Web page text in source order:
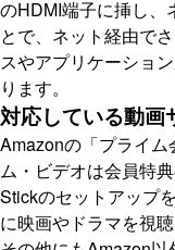
のHDMI端子に挿し、
とで、ネット経由で
スやアプリケーショ
ります。
対応している動画
Amazonの「プライム
ム・ビデオは会員特
Stickのセットアップ
に映画やドラマを視